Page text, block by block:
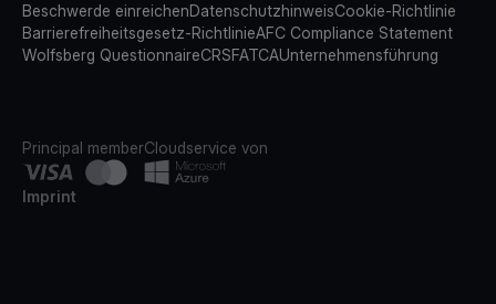
Beschwerde einreichenDatenschutzhinweisCookie-Richtlinie
Barrierefreiheitsgesetz-RichtlinieAFC Compliance Statement
Wolfsberg QuestionnaireCRSFATCAUnternehmensführung
Principal memberCloudservice von
Imprint